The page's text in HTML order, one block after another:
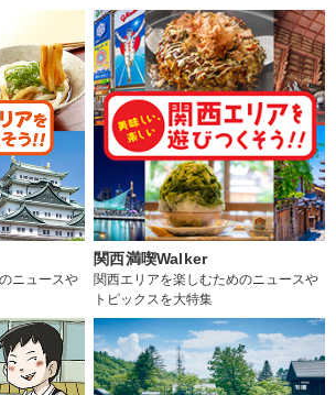
ニュースや
関西満喫Walker
関西エリアを楽しむためのニュースや
トピックスを大特集